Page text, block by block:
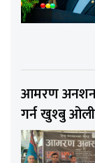
आमरण
गर्न खुश्बु